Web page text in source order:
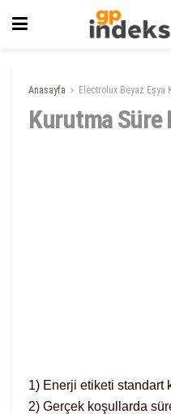
Anasayfa Electrolux Beyaz Eşya
Kurutma Süre
1) Enerji etiketi standart
2) Gerçek koşullarda